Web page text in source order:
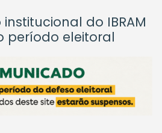
do IBRAM
período eleitoral